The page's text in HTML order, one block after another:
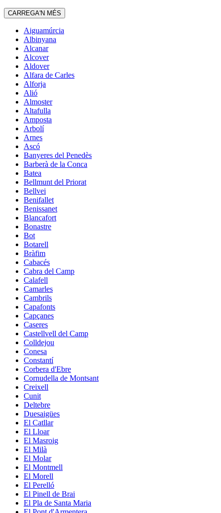
CARREGA'N MÉS
Aiguamúrcia
Albinyana
Alcanar
Alcover
Aldover
Alfara de Carles
Alforja
Alió
Almoster
Altafulla
Amposta
Arbolí
Arnes
Ascó
Banyeres del Penedès
Barberà de la Conca
Batea
Bellmunt del Priorat
Bellvei
Benifallet
Benissanet
Blancafort
Bonastre
Bot
Botarell
Bràfim
Cabacés
Cabra del Camp
Calafell
Camarles
Cambrils
Capafonts
Capçanes
Caseres
Castellvell del Camp
Colldejou
Conesa
Constantí
Corbera d'Ebre
Cornudella de Montsant
Creixell
Cunit
Deltebre
Duesaigües
El Catllar
El Lloar
El Masroig
El Milà
El Molar
El Montmell
El Morell
El Perelló
El Pinell de Brai
El Pla de Santa Maria